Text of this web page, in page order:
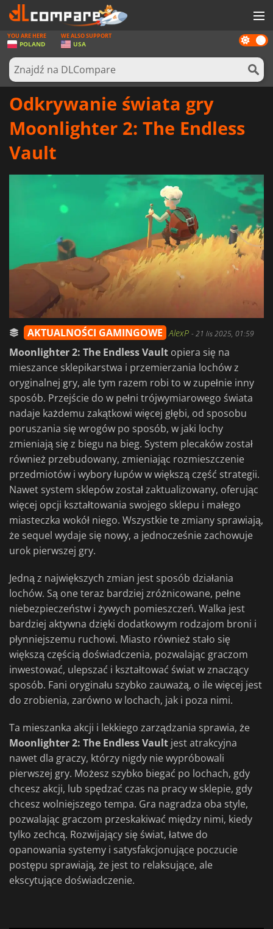
GRY
KARTY DO GIER
OPROGRAMOWANIE
SPRZĘT KOMPUTEROWY
ZALOGUJ SIĘ LUB ZAREJESTRUJ
Dark
mode
YOU ARE HERE
POLAND
WE ALSO SUPPORT
USA
Odkrywanie świata gry
Moonlighter 2: The Endless
Vault
AKTUALNOŚCI GAMINGOWE AlexP -21 lis 2025, 01:59
Moonlighter 2: The Endless Vault opiera się na
mieszance sklepikarstwa i przemierzania lochów z
oryginalnej gry, ale tym razem robi to w zupełnie inny
sposób. Przejście do w pełni trójwymiarowego świata
nadaje każdemu zakątkowi więcej głębi, od sposobu
poruszania się wrogów po sposób, w jaki lochy
zmieniają się z biegu na bieg. System plecaków został
również przebudowany, zmieniając rozmieszczenie
przedmiotów i wybory łupów w większą część strategii.
Nawet system sklepów został zaktualizowany, oferując
więcej opcji kształtowania swojego sklepu i małego
miasteczka wokół niego. Wszystkie te zmiany sprawiają,
że sequel wydaje się nowy, a jednocześnie zachowuje
urok pierwszej gry.
Jedną z największych zmian jest sposób działania
lochów. Są one teraz bardziej zróżnicowane, pełne
niebezpieczeństw i żywych pomieszczeń. Walka jest
bardziej aktywna dzięki dodatkowym rodzajom broni i
płynniejszemu ruchowi. Miasto również stało się
większą częścią doświadczenia, pozwalając graczom
inwestować, ulepszać i kształtować świat w znaczący
sposób. Fani oryginału szybko zauważą, o ile więcej jest
do zrobienia, zarówno w lochach, jak i poza nimi.
Ta mieszanka akcji i lekkiego zarządzania sprawia, że
Moonlighter 2: The Endless Vault jest atrakcyjna
nawet dla graczy, którzy nigdy nie wypróbowali
pierwszej gry. Możesz szybko biegać po lochach, gdy
chcesz akcji, lub spędzać czas na pracy w sklepie, gdy
chcesz wolniejszego tempa. Gra nagradza oba style,
pozwalając graczom przeskakiwać między nimi, kiedy
tylko zechcą. Rozwijający się świat, łatwe do
opanowania systemy i satysfakcjonujące poczucie
postępu sprawiają, że jest to relaksujące, ale
ekscytujące doświadczenie.